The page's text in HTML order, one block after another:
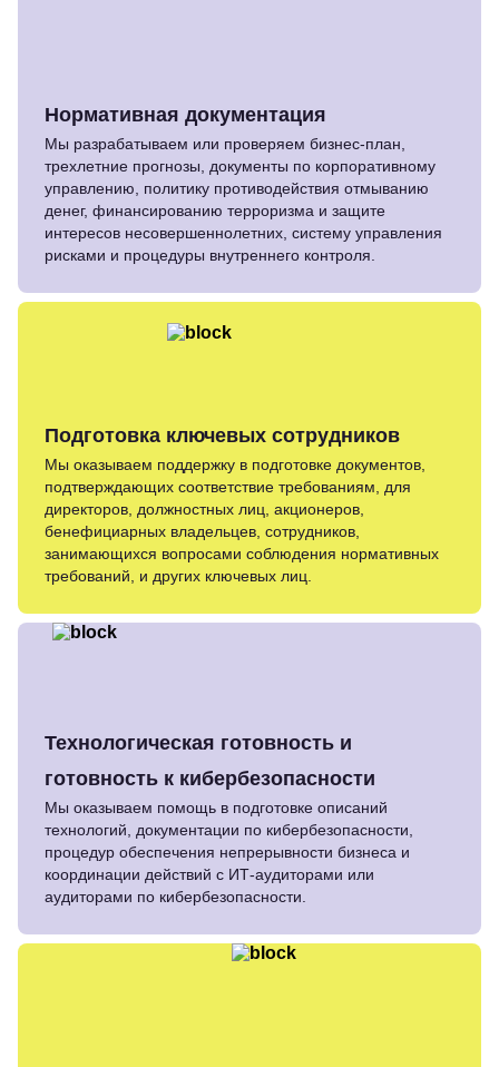
Нормативная документация
Мы разрабатываем или проверяем бизнес-план,
трехлетние прогнозы, документы по корпоративному
управлению, политику противодействия отмыванию
денег, финансированию терроризма и защите
интересов несовершеннолетних, систему управления
рисками и процедуры внутреннего контроля.
Подготовка ключевых сотрудников
Мы оказываем поддержку в подготовке документов,
подтверждающих соответствие требованиям, для
директоров, должностных лиц, акционеров,
бенефициарных владельцев, сотрудников,
занимающихся вопросами соблюдения нормативных
требований, и других ключевых лиц.
Технологическая готовность и
готовность к кибербезопасности
Мы оказываем помощь в подготовке описаний
технологий, документации по кибербезопасности,
процедур обеспечения непрерывности бизнеса и
координации действий с ИТ-аудиторами или
аудиторами по кибербезопасности.